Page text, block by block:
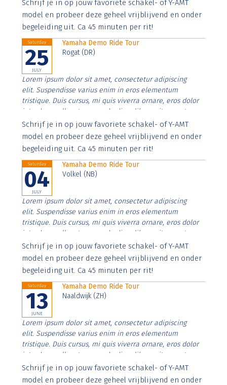
imperdiet. Nunc ut sem vitae risus tristique posuere.
Schrijf je in op jouw favoriete schakel- of Y-AMT
model en probeer deze geheel vrijblijvend en onder
begeleiding uit. Ca 45 minuten per rit!
Saturday
25
JULY
Yamaha Demo Ride Tour
Rogat (DR)
Lorem ipsum dolor sit amet, consectetur adipiscing
elit. Suspendisse varius enim in eros elementum
tristique. Duis cursus, mi quis viverra ornare, eros dolor
interdum nulla, ut commodo diam libero vitae erat.
Aenean faucibus nibh et justo cursus id rutrum lorem
imperdiet. Nunc ut sem vitae risus tristique posuere.
Schrijf je in op jouw favoriete schakel- of Y-AMT
model en probeer deze geheel vrijblijvend en onder
begeleiding uit. Ca 45 minuten per rit!
Saturday
04
JULY
Yamaha Demo Ride Tour
Volkel (NB)
Lorem ipsum dolor sit amet, consectetur adipiscing
elit. Suspendisse varius enim in eros elementum
tristique. Duis cursus, mi quis viverra ornare, eros dolor
interdum nulla, ut commodo diam libero vitae erat.
Aenean faucibus nibh et justo cursus id rutrum lorem
imperdiet. Nunc ut sem vitae risus tristique posuere.
Schrijf je in op jouw favoriete schakel- of Y-AMT
model en probeer deze geheel vrijblijvend en onder
begeleiding uit. Ca 45 minuten per rit!
Saturday
13
JUNE
Yamaha Demo Ride Tour
Naaldwijk (ZH)
Lorem ipsum dolor sit amet, consectetur adipiscing
elit. Suspendisse varius enim in eros elementum
tristique. Duis cursus, mi quis viverra ornare, eros dolor
interdum nulla, ut commodo diam libero vitae erat.
Aenean faucibus nibh et justo cursus id rutrum lorem
imperdiet. Nunc ut sem vitae risus tristique posuere.
Schrijf je in op jouw favoriete schakel- of Y-AMT
model en probeer deze geheel vrijblijvend en onder